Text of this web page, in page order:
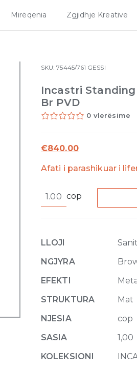
Mirëqenia Zgjidhje Kreative
SKU:75445/761 GESSI
Incastri
Br PVD
0 vlerësime
€840.00
Afati i parashikuar i
Standing
761
Coffee
Br
PVD
cop
LLOJI
NGJYRA
EFEKTI
STRUKTURA
Mat
NJESIA
cop
SASIA
1,00
KOLEKSIONI